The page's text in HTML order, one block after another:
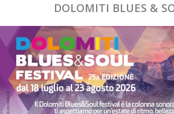
DOLOMITI BLUES &